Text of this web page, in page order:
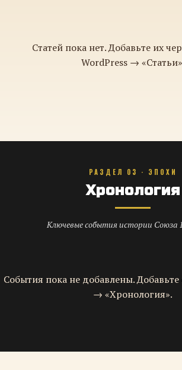
Статей пока нет. Добавьте их
WordPress →
РАЗДЕЛ 03 · ЭПОХИ
Хронология
Ключевые события истории Союза
События пока не добавлены.
→ «Хронология».